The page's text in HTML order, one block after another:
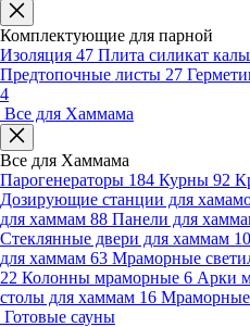
Комплектующие для парной
Изоляция 47 Плита силикат
Предтопочные листы 27
4
Все для Хаммама
Все для Хаммама
Парогенераторы 184 Курны 92
Дозирующие станции для
для хаммам 88 Панели для
Стеклянные двери для хаммам
для хаммам 63 Мраморные
22 Колонны мраморные 6 Арки
столы для хаммам 16
Готовые сауны